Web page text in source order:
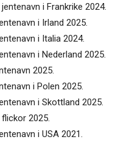
i Frankrike 2024.
i Irland 2025.
i Italia 2024.
i Nederland 2025.
2025.
i Polen 2025.
i Skottland 2025.
2025.
i USA 2021.